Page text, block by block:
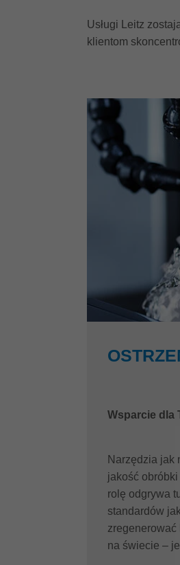
Usługi Leitz
klientom
Wsparcie dla
Narzędzia jak
jakość
rolę odgrywa
standardów
zregenerować
na świecie –